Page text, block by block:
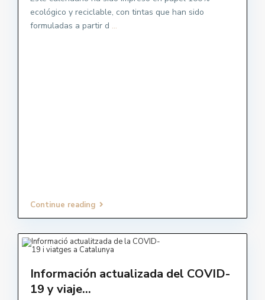
ecológico y reciclable, con tintas que han sido
formuladas a partir d ...
Continue reading
Información actualizada del COVID-
19 y viaje...